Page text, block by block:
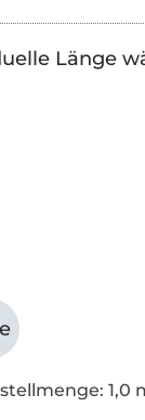
Länge
1,0